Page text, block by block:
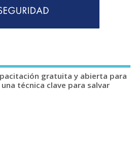
gratuita y abierta para
una técnica clave para salvar